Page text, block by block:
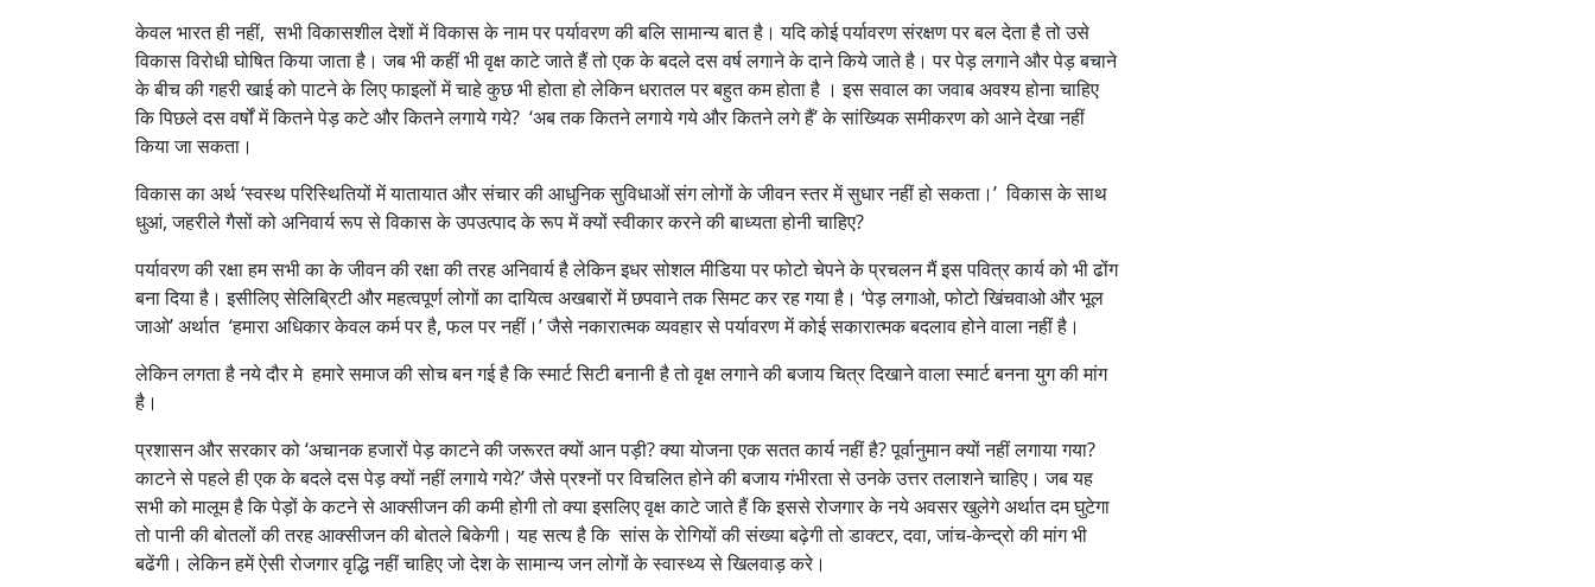
केवल भारत ही नहीं, सभी विकासशील देशों में विकास के नाम पर पर्यावरण की बलि सामान्य बात है। यदि कोई पर्यावरण संरक्षण पर बल देता है तो उसे
विकास विरोधी घोषित किया जाता है। जब भी कहीं भी वृक्ष काटे जाते हैं तो एक के बदले दस वर्ष लगाने के दाने किये जाते है। पर पेड़ लगाने और पेड़ बचाने
के बीच की गहरी खाई को पाटने के लिए फाइलों में चाहे कुछ भी होता हो लेकिन धरातल पर बहुत कम होता है । इस सवाल का जवाब अवश्य होना चाहिए
कि पिछले दस वर्षों में कितने पेड़ कटे और कितने लगाये गये? ‘अब तक कितने लगाये गये और कितने लगे हैं’ के सांख्यिक समीकरण को आने देखा नहीं
किया जा सकता।
विकास का अर्थ ‘स्वस्थ परिस्थितियों में यातायात और संचार की आधुनिक सुविधाओं संग लोगों के जीवन स्तर में सुधार नहीं हो सकता।’ विकास के साथ
धुआं, जहरीले गैसों को अनिवार्य रूप से विकास के उपउत्पाद के रूप में क्यों स्वीकार करने की बाध्यता होनी चाहिए?
पर्यावरण की रक्षा हम सभी का के जीवन की रक्षा की तरह अनिवार्य है लेकिन इधर सोशल मीडिया पर फोटो चेपने के प्रचलन मैं इस पवित्र कार्य को भी ढोंग
बना दिया है। इसीलिए सेलिब्रिटी और महत्वपूर्ण लोगों का दायित्व अखबारों में छपवाने तक सिमट कर रह गया है। ‘पेड़ लगाओ, फोटो खिंचवाओ और भूल
जाओ’ अर्थात ‘हमारा अधिकार केवल कर्म पर है, फल पर नहीं।’ जैसे नकारात्मक व्यवहार से पर्यावरण में कोई सकारात्मक बदलाव होने वाला नहीं है।
लेकिन लगता है नये दौर मे हमारे समाज की सोच बन गई है कि स्मार्ट सिटी बनानी है तो वृक्ष लगाने की बजाय चित्र दिखाने वाला स्मार्ट बनना युग की मांग
है।
प्रशासन और सरकार को ‘अचानक हजारों पेड़ काटने की जरूरत क्यों आन पड़ी? क्या योजना एक सतत कार्य नहीं है? पूर्वानुमान क्यों नहीं लगाया गया?
काटने से पहले ही एक के बदले दस पेड़ क्यों नहीं लगाये गये?’ जैसे प्रश्नों पर विचलित होने की बजाय गंभीरता से उनके उत्तर तलाशने चाहिए। जब यह
सभी को मालूम है कि पेड़ों के कटने से आक्सीजन की कमी होगी तो क्या इसलिए वृक्ष काटे जाते हैं कि इससे रोजगार के नये अवसर खुलेगे अर्थात दम घुटेगा
तो पानी की बोतलों की तरह आक्सीजन की बोतले बिकेगी। यह सत्य है कि सांस के रोगियों की संख्या बढ़ेगी तो डाक्टर, दवा, जांच-केन्द्रो की मांग भी
बढेंगी। लेकिन हमें ऐसी रोजगार वृद्धि नहीं चाहिए जो देश के सामान्य जन लोगों के स्वास्थ्य से खिलवाड़ करे।